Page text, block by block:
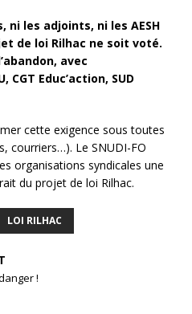
ni les adjoints, ni les AESH
de loi Rilhac ne soit voté.
avec
CGT Educ’action, SUD
cette exigence sous toutes
courriers…). Le SNUDI-FO
organisations syndicales une
du projet de loi Rilhac.
LOI RILHAC
!